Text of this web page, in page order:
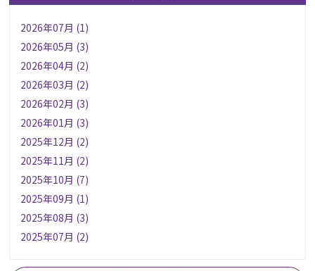
2026年07月 (1)
2026年05月 (3)
2026年04月 (2)
2026年03月 (2)
2026年02月 (3)
2026年01月 (3)
2025年12月 (2)
2025年11月 (2)
2025年10月 (7)
2025年09月 (1)
2025年08月 (3)
2025年07月 (2)